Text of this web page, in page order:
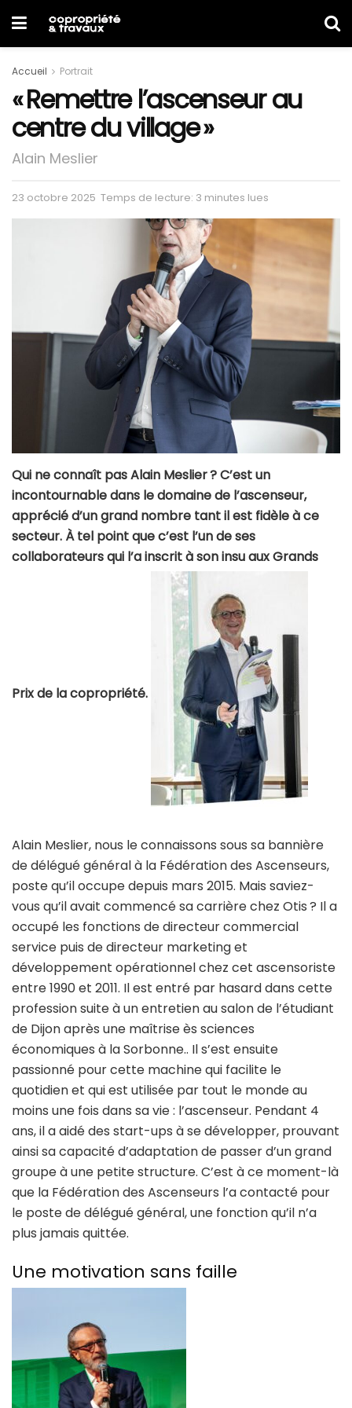
Accueil Portrait
« Remettre l’ascenseur au
centre du village »
Alain Meslier
23 octobre 2025 Temps de lecture: 3 minutes lues
Qui ne connaît pas Alain Meslier ? C’est un
incontournable dans le domaine de l’ascenseur,
apprécié d’un grand nombre tant il est fidèle à ce
secteur. À tel point que c’est l’un de ses
collaborateurs qui l’a inscrit à son insu aux Grands
Prix de la copropriété.
Alain Meslier, nous le connaissons sous sa bannière
de délégué général à la Fédération des Ascenseurs,
poste qu’il occupe depuis mars 2015. Mais saviez-
vous qu’il avait commencé sa carrière chez Otis ? Il a
occupé les fonctions de directeur commercial
service puis de directeur marketing et
développement opérationnel chez cet ascensoriste
entre 1990 et 2011. Il est entré par hasard dans cette
profession suite à un entretien au salon de l’étudiant
de Dijon après une maîtrise ès sciences
économiques à la Sorbonne.. Il s’est ensuite
passionné pour cette machine qui facilite le
quotidien et qui est utilisée par tout le monde au
moins une fois dans sa vie : l’ascenseur. Pendant 4
ans, il a aidé des start-ups à se développer, prouvant
ainsi sa capacité d’adaptation de passer d’un grand
groupe à une petite structure. C’est à ce moment-là
que la Fédération des Ascenseurs l’a contacté pour
le poste de délégué général, une fonction qu’il n’a
plus jamais quittée.
Une motivation sans faille